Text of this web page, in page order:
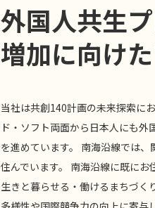
外国人共生
増加に向け
当社は共創140計画の未来探索に
ド・ソフト両面から日本人にも
を進めています。 南海沿線では
住んでいます。 南海沿線に既に
生きと暮らせる・働けるまちづく